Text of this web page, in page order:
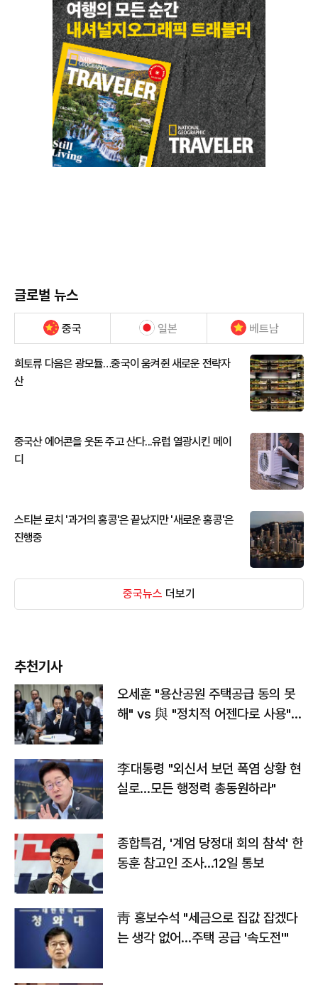
글로벌 뉴스
중국 일본 베트남
희토류 다음은 광모듈…중국이 움켜쥔 새로운 전략자
산
중국산 에어콘을 웃돈 주고 산다...유럽 열광시킨 메이
디
스티븐 로치 '과거의 홍콩'은 끝났지만 '새로운 홍콩'은
진행중
중국뉴스 더보기
추천기사
오세훈 "용산공원 주택공급 동의 못
해" vs 與 "정치적 어젠다로 사용"
李대통령 "외신서 보던 폭염 상황 현
실로…모든 행정력 총동원하라"
종합특검, '계엄 당정대 회의 참석' 한
동훈 참고인 조사...12일 통보
靑 홍보수석 "세금으로 집값 잡겠다
는 생각 없어…주택 공급 '속도전'"